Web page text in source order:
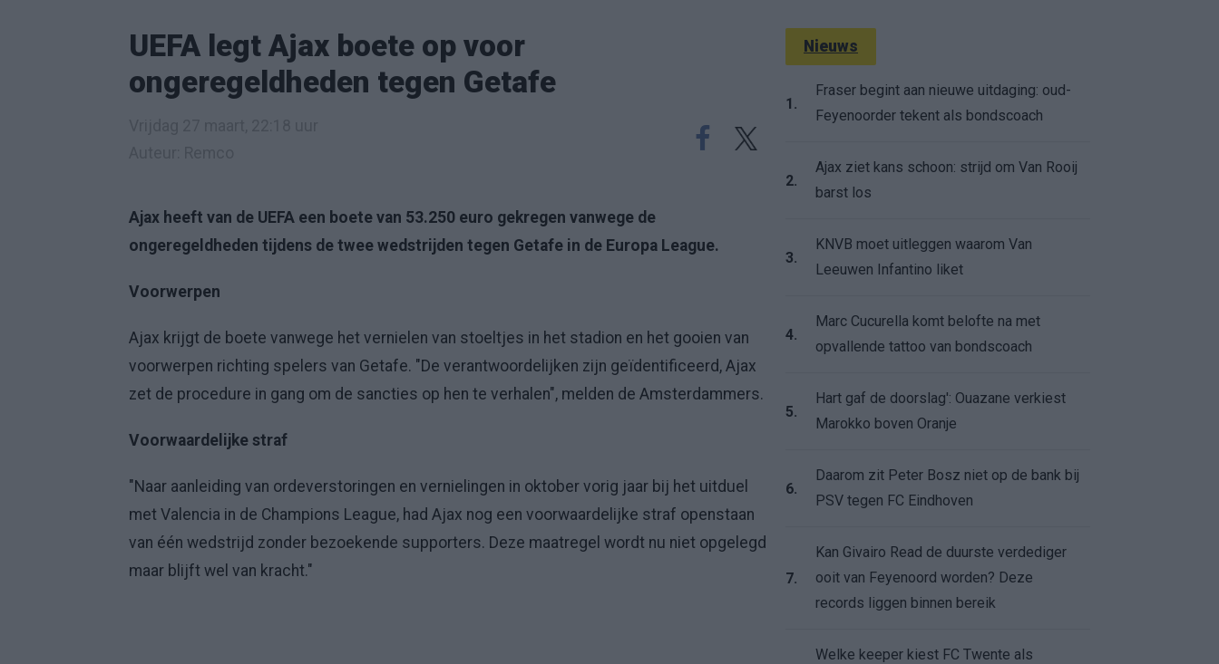
UEFA legt Ajax boete op voor
ongeregeldheden tegen Getafe
Ajax heeft van de UEFA een boete van 53.250 euro gekregen vanwege de
ongeregeldheden tijdens de twee wedstrijden tegen Getafe in de Europa League.
Voorwerpen
Ajax krijgt de boete vanwege het vernielen van stoeltjes in het stadion en het gooien van
voorwerpen richting spelers van Getafe. "De verantwoordelijken zijn geïdentificeerd, Ajax
zet de procedure in gang om de sancties op hen te verhalen", melden de Amsterdammers.
Voorwaardelijke straf
"Naar aanleiding van ordeverstoringen en vernielingen in oktober vorig jaar bij het uitduel
met Valencia in de Champions League, had Ajax nog een voorwaardelijke straf openstaan
van één wedstrijd zonder bezoekende supporters. Deze maatregel wordt nu niet opgelegd
maar blijft wel van kracht."
Nieuws
1.
Fraser begint aan nieuwe uitdaging: oud-
Feyenoorder tekent als bondscoach
2.
Ajax ziet kans schoon: strijd om Van Rooij
barst los
3.
KNVB moet uitleggen waarom Van
Leeuwen Infantino liket
4.
Marc Cucurella komt belofte na met
opvallende tattoo van bondscoach
5.
Hart gaf de doorslag': Ouazane verkiest
Marokko boven Oranje
6.
Daarom zit Peter Bosz niet op de bank bij
PSV tegen FC Eindhoven
7.
Kan Givairo Read de duurste verdediger
ooit van Feyenoord worden? Deze
records liggen binnen bereik
Welke keeper kiest FC Twente als